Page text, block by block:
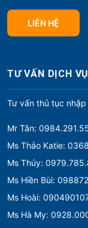
LIÊN HỆ
TƯ VẤN DỊCH VỤ
Tư vấn thủ tục
Mr Tân:
Ms Thảo Katie:
Ms Thúy:
Ms Hiền Bùi:
Ms Hoài:
Ms Hà My: